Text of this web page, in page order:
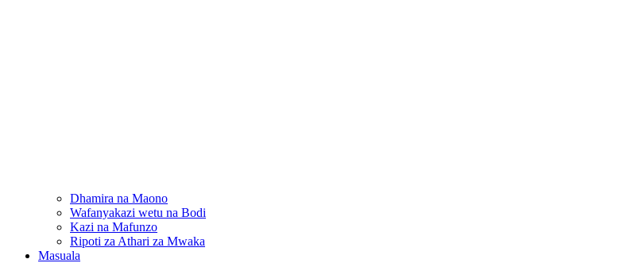
Dhamira na Maono
Wafanyakazi wetu na Bodi
Kazi na Mafunzo
Ripoti za Athari za Mwaka
Masuala